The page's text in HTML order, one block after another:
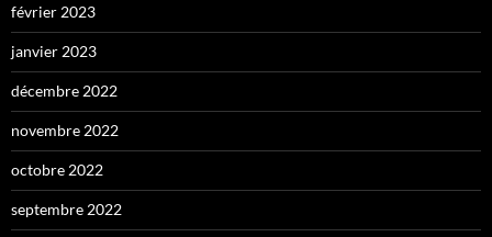
février 2023
janvier 2023
décembre 2022
novembre 2022
octobre 2022
septembre 2022